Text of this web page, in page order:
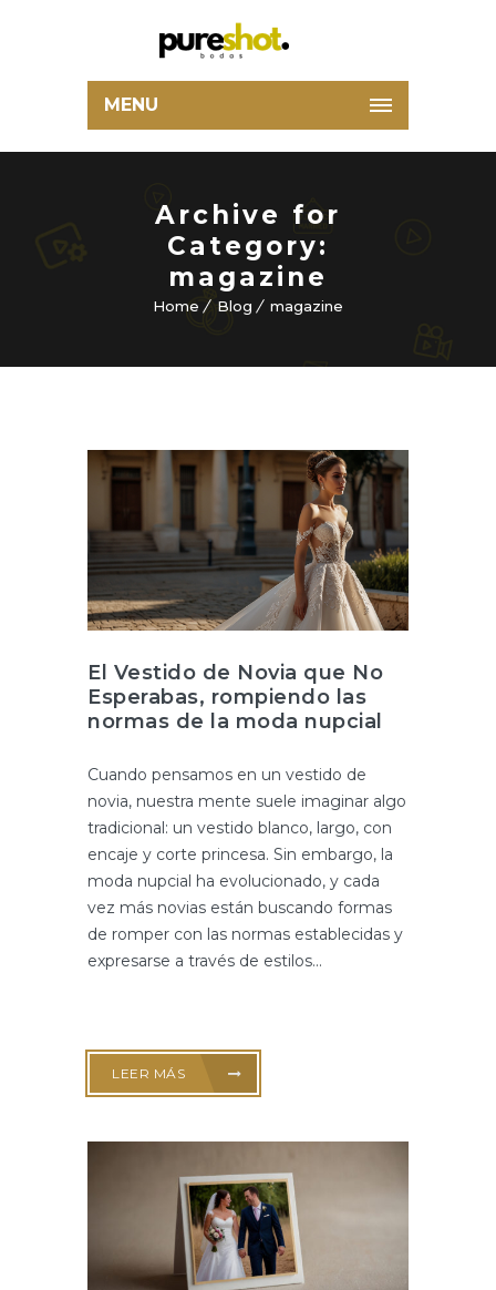
MENU
Archive for
Category:
magazine
Home Blog magazine
El Vestido de Novia que No
Esperabas, rompiendo las
normas de la moda nupcial
Cuando pensamos en un vestido de
novia, nuestra mente suele imaginar algo
tradicional: un vestido blanco, largo, con
encaje y corte princesa. Sin embargo, la
moda nupcial ha evolucionado, y cada
vez más novias están buscando formas
de romper con las normas establecidas y
expresarse a través de estilos...
LEER MÁS